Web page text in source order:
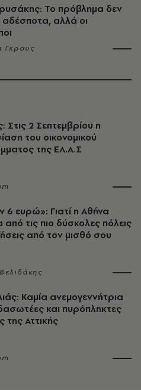
Το πρόβλημα δεν
αδέσποτα, αλλά οι
Γκρους
Στις 2 Σεπτεμβρίου η
του οικονομικού
της ΕΛ.Α.Σ
6 ευρώ»: Γιατί η Αθήνα
από τις πιο δύσκολες πόλεις
από τον μισθό σου
Καμία ανεμογεννήτρια
και πυρόπληκτες
της Αττικής